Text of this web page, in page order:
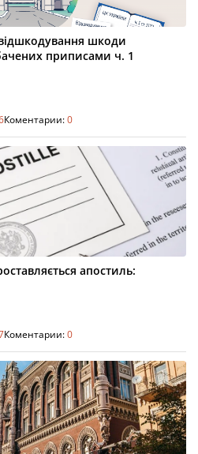
шкоди
приписами ч. 1
Коментарии:0
апостиль:
Коментарии:0